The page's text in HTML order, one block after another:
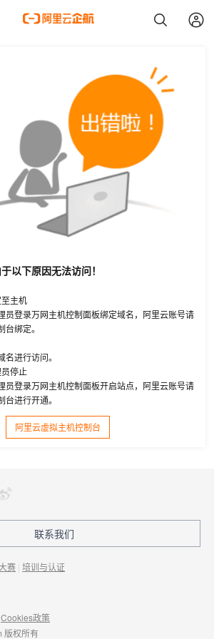
以下原因无法访问！
主机
员登录万网主机控制面板绑定域名，阿里云账号请
绑定。
进行访问。
停止
员登录万网主机控制面板开启站点，阿里云账号请
进行开通。
阿里云虚拟主机控制台